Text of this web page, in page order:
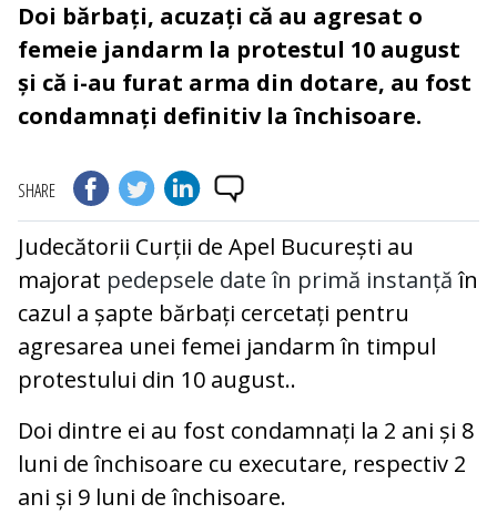
Doi bărbați, acuzați că au agresat o
femeie jandarm la protestul 10 august
și că i-au furat arma din dotare, au fost
condamnați definitiv la închisoare.
SHARE
Judecătorii Curții de Apel București au
majorat pedepsele date în primă instanțăîn
cazul a șapte bărbați cercetați pentru
agresarea unei femei jandarm în timpul
protestului din 10 august..
Doi dintre ei au fost condamnați la 2 ani și 8
luni de închisoare cu executare, respectiv 2
ani și 9 luni de închisoare.